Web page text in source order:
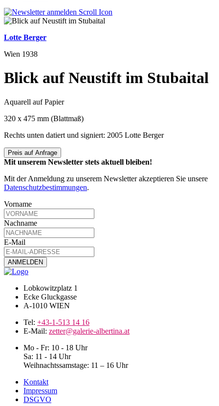
Lotte Berger
Wien 1938
Blick auf Neustift im Stubaital
Aquarell auf Papier
320 x 475 mm (Blattmaß)
Rechts unten datiert und signiert: 2005 Lotte Berger
Preis auf Anfrage
Mit unserem Newsletter stets aktuell bleiben!
Mit der Anmeldung zu unserem Newsletter akzeptieren Sie unsere
Datenschutzbestimmungen.
Vorname
Nachname
E-Mail
Lobkowitzplatz 1
Ecke Gluckgasse
A-1010 WIEN
Tel: +43-1-513 14 16
E-Mail: zetter@galerie-albertina.at
Mo - Fr: 10 - 18 Uhr
Sa: 11 - 14 Uhr
Weihnachtssamstage: 11 – 16 Uhr
Kontakt
Impressum
DSGVO